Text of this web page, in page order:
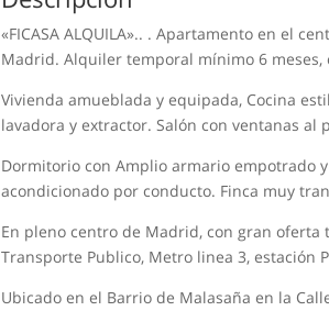
«FICASA ALQUILA».. . Apartamento en el
Madrid. Alquiler temporal mínimo 6 meses,
Vivienda amueblada y equipada, Cocina
lavadora y extractor. Salón con ventanas
Dormitorio con Amplio armario empotrado
acondicionado por conducto. Finca muy
En pleno centro de Madrid, con gran
Transporte Publico, Metro linea 3, estación
Ubicado en el Barrio de Malasaña en la